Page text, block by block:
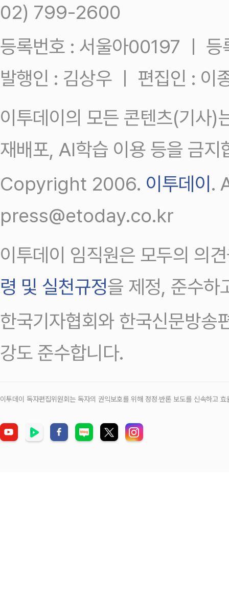
02) 799-2600
등록번호 : 서울아00197 ㅣ
발행인 : 김상우 ㅣ 편집인 : 이
이투데이의 모든 콘텐츠(기사)
재배포, AI학습 이용 등을 금지
Copyright 2006. 이투데이 .
press@etoday.co.kr
이투데이 임직원은 모두의 의
령 및 실천규정을 제정, 준수하
한국기자협회와 한국신문방송
강도 준수합니다.
이투데이 독자편집위원회는 독자의 권익보호를 위해 정정‧반론 보도를 신속하고